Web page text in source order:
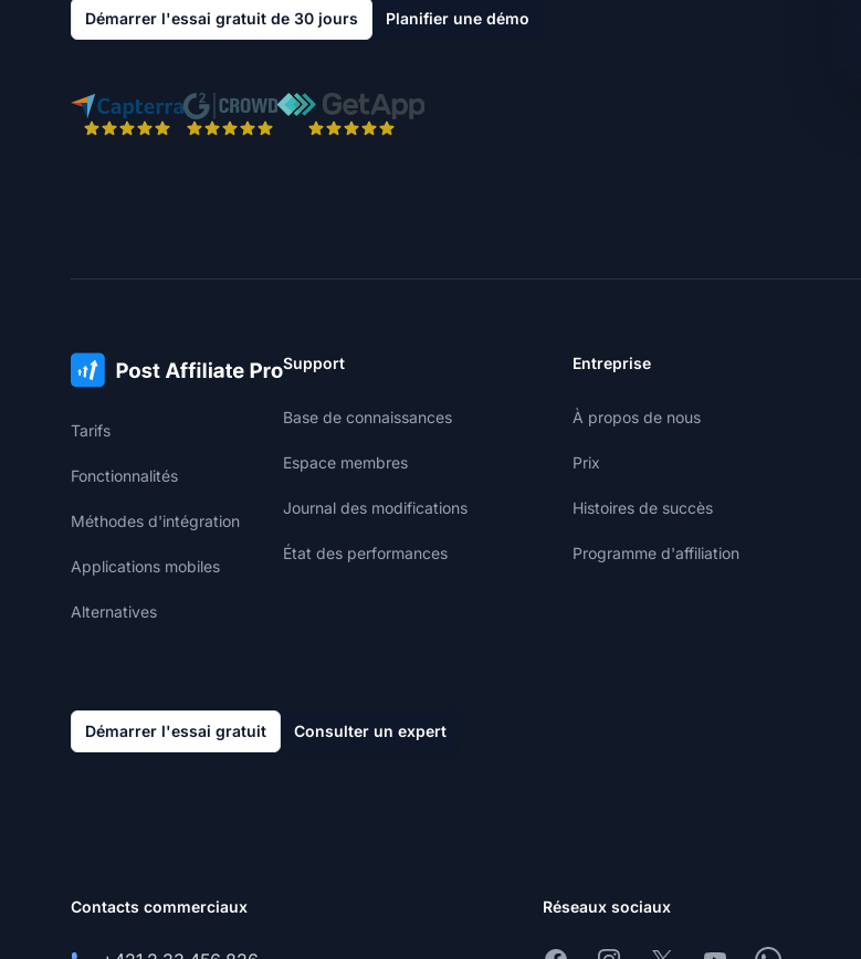
Démarrer l'essai gratuit de 30 jours Planifier une démo
Tarifs
Fonctionnalités
Méthodes d'intégration
Applications mobiles
Alternatives
Support
Base de connaissances
Espace membres
Journal des modifications
État des performances
Entreprise
À propos de nous
Prix
Histoires de succès
Programme d'affiliation
Démarrer l'essai gratuit Consulter un expert
Contacts commerciaux Réseaux sociaux